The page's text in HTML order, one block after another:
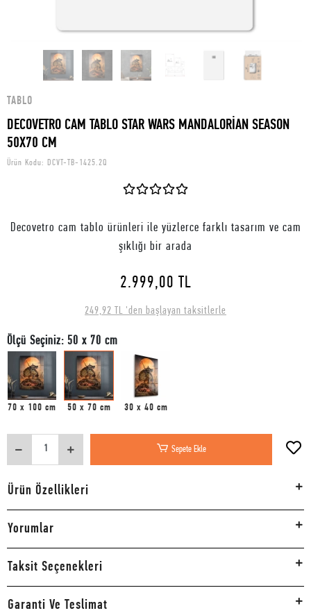
TABLO
DECOVETRO CAM TABLO STAR WARS MANDALORİAN SEASON
50X70 CM
Ürün Kodu: DCVT-TB-1425.2Q
Decovetro cam tablo ürünleri ile yüzlerce farklı tasarım ve cam
şıklığı bir arada
2.999,00 TL
249,92 TL 'den başlayan taksitlerle
Ölçü Seçiniz: 50 x 70 cm
70 x 100 cm 50 x 70 cm 30 x 40 cm
Sepete Ekle
Ürün Özellikleri
Yorumlar
Taksit Seçenekleri
Garanti Ve Teslimat